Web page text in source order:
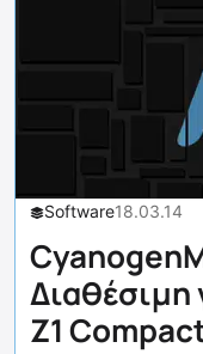
Software18.03.14
Διαθέσιμη
Z1